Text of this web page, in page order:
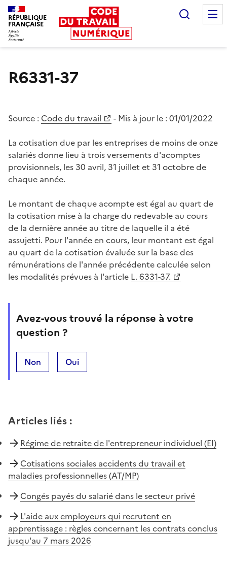
RÉPUBLIQUE
FRANÇAISE
R6331-37
Source : Code du travail - Mis à jour le : 01/01/2022
La cotisation due par les entreprises de moins de onze
salariés donne lieu à trois versements d'acomptes
provisionnels, les 30 avril, 31 juillet et 31 octobre de
chaque année.
Le montant de chaque acompte est égal au quart de
la cotisation mise à la charge du redevable au cours
de la dernière année au titre de laquelle il a été
assujetti. Pour l'année en cours, leur montant est égal
au quart de la cotisation évaluée sur la base des
rémunérations de l'année précédente calculée selon
les modalités prévues à l'article L. 6331-37.
Avez-vous trouvé la réponse à votre
question ?
Non Oui
Articles liés :
Régime de retraite de l'entrepreneur individuel (EI)
Cotisations sociales accidents du travail et
maladies professionnelles (AT/MP)
Congés payés du salarié dans le secteur privé
L'aide aux employeurs qui recrutent en
apprentissage : règles concernant les contrats conclus
jusqu'au 7 mars 2026